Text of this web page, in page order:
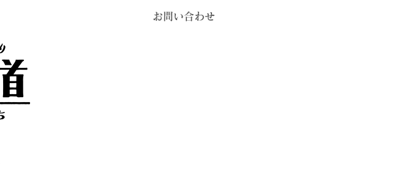
​お問い合わせ